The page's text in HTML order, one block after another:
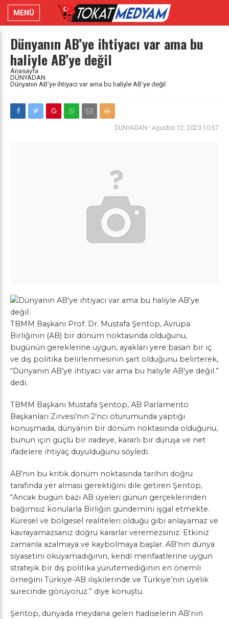
MENÜ
Dünyanın AB’ye ihtiyacı var ama bu
haliyle AB’ye değil
Anasayfa
DÜNYADAN
Dünyanın AB’ye ihtiyacı var ama bu haliyle AB’ye değil
DÜNYADAN - Ağustos 12, 2023 10:57
TBMM Başkanı Prof. Dr. Mustafa Şentop, Avrupa
Birliğinin (AB) bir dönüm noktasında olduğunu,
bugünün gereklerine uygun, ayakları yere basan bir iç
ve dış politika belirlenmesinin şart olduğunu belirterek,
“Dünyanın AB’ye ihtiyacı var ama bu haliyle AB’ye değil.”
dedi.
TBMM Başkanı Mustafa Şentop, AB Parlamento
Başkanları Zirvesi’nin 2’nci oturumunda yaptığı
konuşmada, dünyanın bir dönüm noktasında olduğunu,
bunun için güçlü bir iradeye, kararlı bir duruşa ve net
ifadelere ihtiyaç duyulduğunu söyledi.
AB’nin bu kritik dönüm noktasında tarihin doğru
tarafında yer alması gerektiğini dile getiren Şentop,
“Ancak bugün bazı AB üyeleri günün gerçeklerinden
bağımsız konularla Birliğin gündemini işgal etmekte.
Küresel ve bölgesel realiteleri olduğu gibi anlayamaz ve
kavrayamazsanız doğru kararlar veremezsiniz. Etkiniz
zamanla azalmaya ve kaybolmaya başlar. AB’nin dünya
siyasetini okuyamadığının, kendi menfaatlerine uygun
stratejik bir dış politika yürütemediğinin en önemli
örneğini Türkiye-AB ilişkilerinde ve Türkiye’nin üyelik
sürecinde görüyoruz.” diye konuştu.
Şentop, dünyada meydana gelen hadiselerin AB’nin